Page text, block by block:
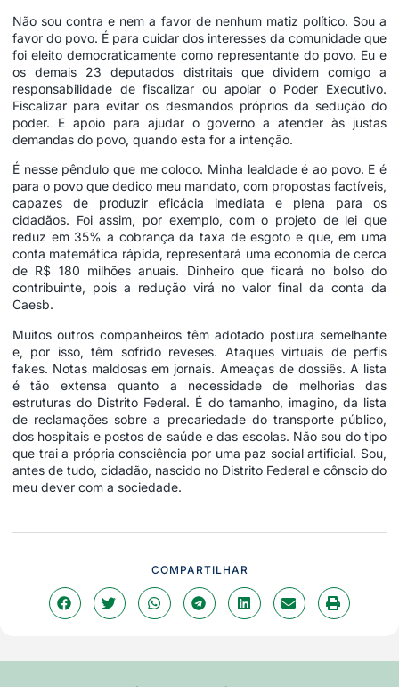
Não sou contra e nem a favor de nenhum matiz político. Sou a
favor do povo. É para cuidar dos interesses da comunidade que
foi eleito democraticamente como representante do povo. Eu e
os demais 23 deputados distritais que dividem comigo a
responsabilidade de fiscalizar ou apoiar o Poder Executivo.
Fiscalizar para evitar os desmandos próprios da sedução do
poder. E apoio para ajudar o governo a atender às justas
demandas do povo, quando esta for a intenção.
É nesse pêndulo que me coloco. Minha lealdade é ao povo. E é
para o povo que dedico meu mandato, com propostas factíveis,
capazes de produzir eficácia imediata e plena para os
cidadãos. Foi assim, por exemplo, com o projeto de lei que
reduz em 35% a cobrança da taxa de esgoto e que, em uma
conta matemática rápida, representará uma economia de cerca
de R$ 180 milhões anuais. Dinheiro que ficará no bolso do
contribuinte, pois a redução virá no valor final da conta da
Caesb.
Muitos outros companheiros têm adotado postura semelhante
e, por isso, têm sofrido reveses. Ataques virtuais de perfis
fakes. Notas maldosas em jornais. Ameaças de dossiês. A lista
é tão extensa quanto a necessidade de melhorias das
estruturas do Distrito Federal. É do tamanho, imagino, da lista
de reclamações sobre a precariedade do transporte público,
dos hospitais e postos de saúde e das escolas. Não sou do tipo
que trai a própria consciência por uma paz social artificial. Sou,
antes de tudo, cidadão, nascido no Distrito Federal e cônscio do
meu dever com a sociedade.
COMPARTILHAR